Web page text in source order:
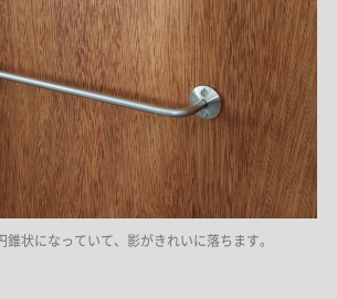
状になっていて、影がきれいに落ちます。